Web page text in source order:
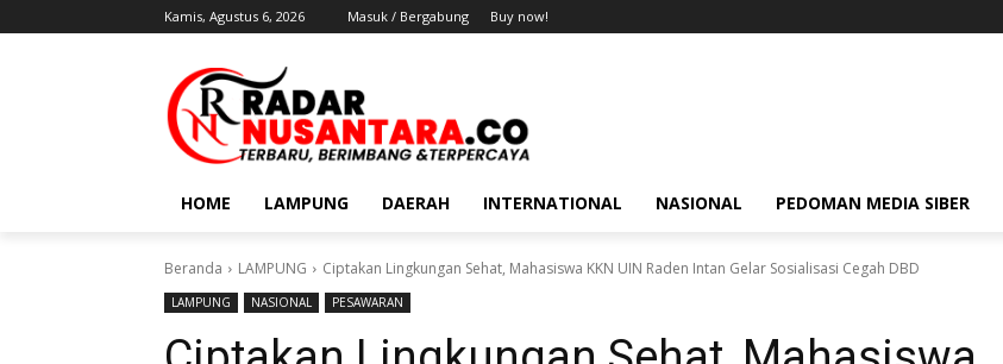
Kamis, Agustus 6, 2026 Masuk / Bergabung Buy now!
HOME LAMPUNG DAERAH INTERNATIONAL NASIONAL PEDOMAN MEDIA SIBER
Beranda LAMPUNG Ciptakan Lingkungan Sehat, Mahasiswa KKN UIN Raden Intan Gelar Sosialisasi Cegah DBD
LAMPUNG NASIONAL PESAWARAN